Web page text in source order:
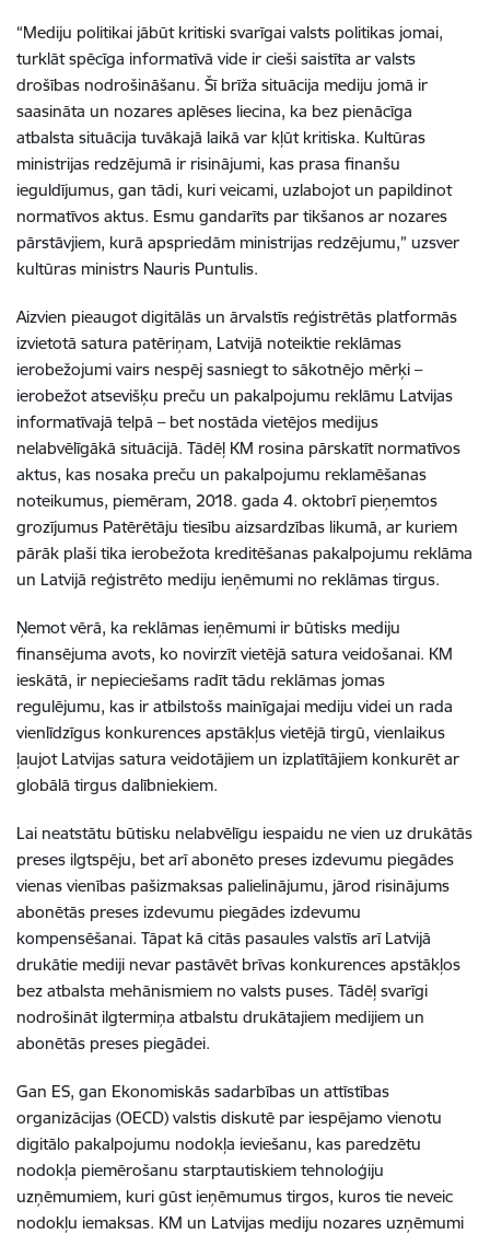
“Mediju politikai jābūt kritiski svarīgai valsts politikas jomai,
turklāt spēcīga informatīvā vide ir cieši saistīta ar valsts
drošības nodrošināšanu. Šī brīža situācija mediju jomā ir
saasināta un nozares aplēses liecina, ka bez pienācīga
atbalsta situācija tuvākajā laikā var kļūt kritiska. Kultūras
ministrijas redzējumā ir risinājumi, kas prasa finanšu
ieguldījumus, gan tādi, kuri veicami, uzlabojot un papildinot
normatīvos aktus. Esmu gandarīts par tikšanos ar nozares
pārstāvjiem, kurā apspriedām ministrijas redzējumu,” uzsver
kultūras ministrs Nauris Puntulis.
Aizvien pieaugot digitālās un ārvalstīs reģistrētās platformās
izvietotā satura patēriņam, Latvijā noteiktie reklāmas
ierobežojumi vairs nespēj sasniegt to sākotnējo mērķi –
ierobežot atsevišķu preču un pakalpojumu reklāmu Latvijas
informatīvajā telpā – bet nostāda vietējos medijus
nelabvēlīgākā situācijā. Tādēļ KM rosina pārskatīt normatīvos
aktus, kas nosaka preču un pakalpojumu reklamēšanas
noteikumus, piemēram, 2018. gada 4. oktobrī pieņemtos
grozījumus Patērētāju tiesību aizsardzības likumā, ar kuriem
pārāk plaši tika ierobežota kreditēšanas pakalpojumu reklāma
un Latvijā reģistrēto mediju ieņēmumi no reklāmas tirgus.
Ņemot vērā, ka reklāmas ieņēmumi ir būtisks mediju
finansējuma avots, ko novirzīt vietējā satura veidošanai. KM
ieskātā, ir nepieciešams radīt tādu reklāmas jomas
regulējumu, kas ir atbilstošs mainīgajai mediju videi un rada
vienlīdzīgus konkurences apstākļus vietējā tirgū, vienlaikus
ļaujot Latvijas satura veidotājiem un izplatītājiem konkurēt ar
globālā tirgus dalībniekiem.
Lai neatstātu būtisku nelabvēlīgu iespaidu ne vien uz drukātās
preses ilgtspēju, bet arī abonēto preses izdevumu piegādes
vienas vienības pašizmaksas palielinājumu, jārod risinājums
abonētās preses izdevumu piegādes izdevumu
kompensēšanai. Tāpat kā citās pasaules valstīs arī Latvijā
drukātie mediji nevar pastāvēt brīvas konkurences apstākļos
bez atbalsta mehānismiem no valsts puses. Tādēļ svarīgi
nodrošināt ilgtermiņa atbalstu drukātajiem medijiem un
abonētās preses piegādei.
Gan ES, gan Ekonomiskās sadarbības un attīstības
organizācijas (OECD) valstis diskutē par iespējamo vienotu
digitālo pakalpojumu nodokļa ieviešanu, kas paredzētu
nodokļa piemērošanu starptautiskiem tehnoloģiju
uzņēmumiem, kuri gūst ieņēmumus tirgos, kuros tie neveic
nodokļu iemaksas. KM un Latvijas mediju nozares uzņēmumi